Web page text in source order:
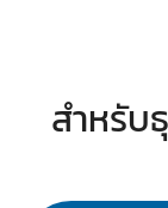
สำหรับ